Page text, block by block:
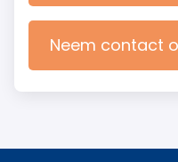
Neem contact